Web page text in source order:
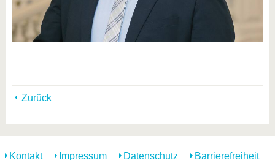
Zurück
Kontakt Impressum Datenschutz Barrierefreiheit